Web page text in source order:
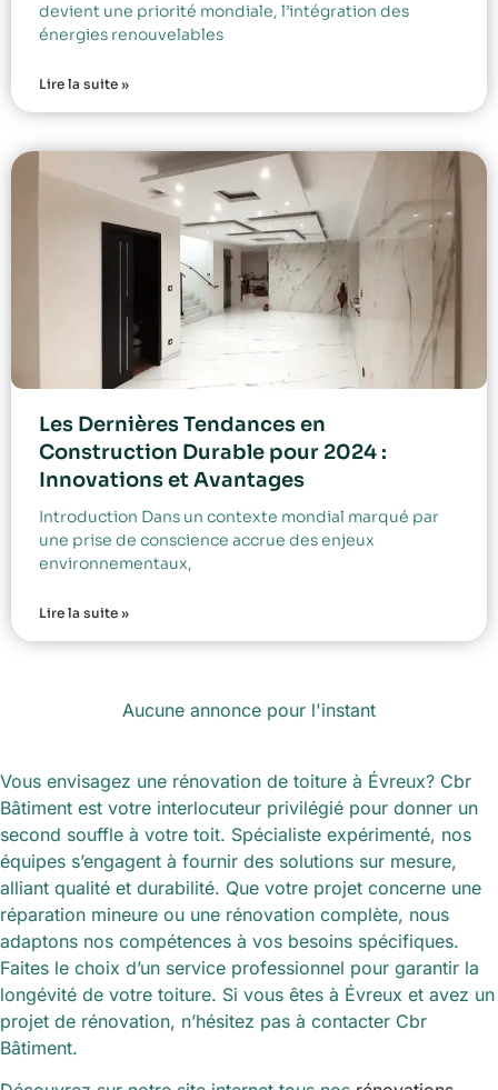
devient une priorité mondiale, l’intégration des
énergies renouvelables
Lire la suite »
Les Dernières Tendances en
Construction Durable pour 2024 :
Innovations et Avantages
Introduction Dans un contexte mondial marqué par
une prise de conscience accrue des enjeux
environnementaux,
Lire la suite »
Aucune annonce pour l'instant
Vous envisagez une rénovation de toiture à Évreux? Cbr
Bâtiment est votre interlocuteur privilégié pour donner un
second souffle à votre toit. Spécialiste expérimenté, nos
équipes s’engagent à fournir des solutions sur mesure,
alliant qualité et durabilité. Que votre projet concerne une
réparation mineure ou une rénovation complète, nous
adaptons nos compétences à vos besoins spécifiques.
Faites le choix d’un service professionnel pour garantir la
longévité de votre toiture. Si vous êtes à Évreux et avez un
projet de rénovation, n’hésitez pas à contacter Cbr
Bâtiment.